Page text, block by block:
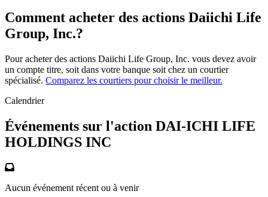
Comment acheter des actions Daiichi Life
Group, Inc.?
Pour acheter des actions Daiichi Life Group, Inc. vous devez avoir
un compte titre, soit dans votre banque soit chez un courtier
spécialisé. Comparez les courtiers pour choisir le meilleur.
Calendrier
Événements sur l'action DAI-ICHI LIFE
HOLDINGS INC
Aucun événement récent ou à venir